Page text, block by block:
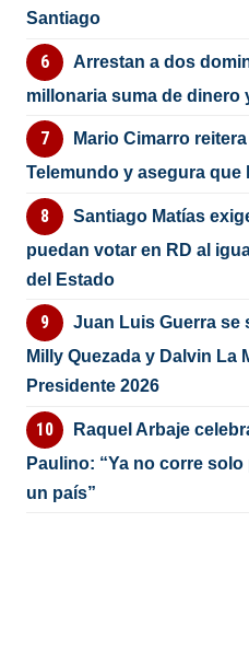
Santiago
Arrestan a dos
millonaria suma de dinero
Mario Cimarro
Telemundo y asegura que
Santiago Matías
puedan votar en RD al
del Estado
Juan Luis Guerra se
Milly Quezada y Dalvin La
Presidente 2026
Raquel Arbaje
Paulino: “Ya no corre
un país”